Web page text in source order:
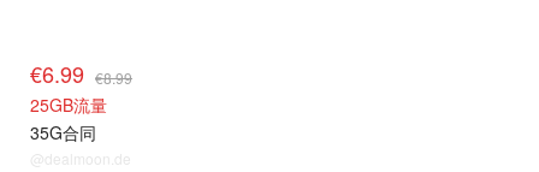
€6.99 €8.99
25GB流量
35G合同
@dealmoon.de